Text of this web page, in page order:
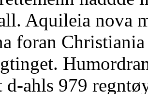
Aquileia nova
foran
ahls 979